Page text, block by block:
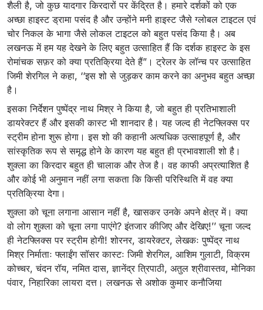
शैली है, जो कुछ यादगार किरदारों पर केंद्रित है। हमारे दर्शकों को एक
अच्छा हाइस्ट ड्रामा पसंद है और उन्होंने मनी हाइस्ट जैसे ग्लोबल टाइटल एवं
चोर निकल के भागा जैसे लोकल टाइटल को बहुत पसंद किया है। अब
लखनऊ में हम यह देखने के लिए बहुत उत्साहित हैं कि दर्शक हाइस्ट के इस
रोमांचक सफ़र को क्या प्रतिक्रिया देते हैं”। ट्रेलर के लॉन्च पर उत्साहित
जिमी शेरगिल ने कहा, ‘‘इस शो से जुड़कर काम करने का अनुभव बहुत अच्छा
है।
इसका निर्देशन पुष्पेंद्र नाथ मिश्र ने किया है, जो बहुत ही प्रतिभाशाली
डायरेक्टर हैं और इसकी कास्ट भी शानदार है। यह जल्द ही नेटफ्लिक्स पर
स्ट्रीम होना शुरू होगा। इस शो की कहानी अत्यधिक उत्साहपूर्ण है, और
सांस्कृतिक रूप से समृद्ध होने के कारण यह बहुत ही प्रभावशाली शो है।
शुक्ला का किरदार बहुत ही चालाक और तेज है। वह काफी अप्रत्याशित है
और कोई भी अनुमान नहीं लगा सकता कि किसी परिस्थिति में वह क्या
प्रतिक्रिया देगा।
शुक्ला को चूना लगाना आसान नहीं है, खासकर उनके अपने क्षेत्र में। क्या
वो लोग शुक्ला को चूना लगा पाएंगे? इंतजार कीजिए और देखिए!’’ चूना जल्द
ही नेटफ्लिक्स पर स्ट्रीम होगी! शोरनर, डायरेक्टर, लेखकः पुष्पेंद्र नाथ
मिश्र निर्माताः फ्लाईंग सॉसर कास्टः जिमी शेरगिल, आशिम गुलाटी, विक्रम
कोच्चर, चंदन रॉय, नमित दास, ज्ञानेंद्र त्रिपाठी, अतुल श्रीवास्तव, मोनिका
पंवार, निहारिका लायरा दत्त। लखनऊ से अशोक कुमार कनौजिया